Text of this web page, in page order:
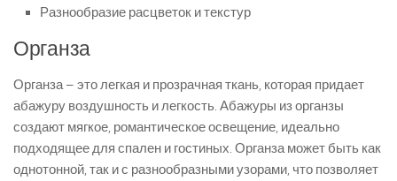
Разнообразие расцветок и текстур
Органза
Органза – это легкая и прозрачная ткань, которая придает
абажуру воздушность и легкость. Абажуры из органзы
создают мягкое, романтическое освещение, идеально
подходящее для спален и гостиных. Органза может быть как
однотонной, так и с разнообразными узорами, что позволяет